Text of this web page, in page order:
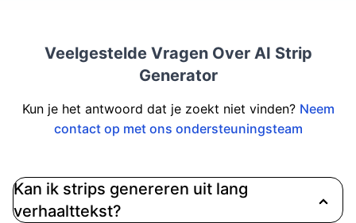
Veelgestelde Vragen Over AI Strip
Generator
Kun je het antwoord dat je zoekt niet vinden? Neem
contact op met ons ondersteuningsteam
Kan ik strips genereren uit lang
verhaalttekst?